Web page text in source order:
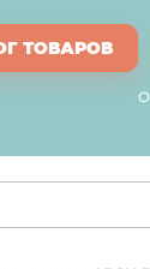
ТОВАРОВ